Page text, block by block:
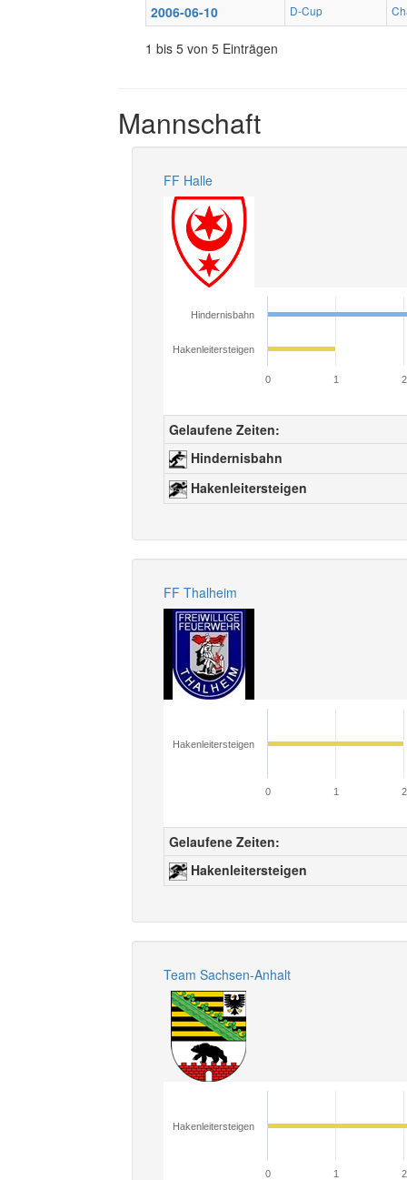
2006-06-10 D-Cup
1 bis 5 von 5 Einträgen
Mannschaft
FF Halle
Hindernisbahn
Hakenleitersteigen
0 1 2
Gelaufene Zeiten:
Hindernisbahn
Hakenleitersteigen
FF Thalheim
Hakenleitersteigen
0 1 2
Gelaufene Zeiten:
Hakenleitersteigen
Team Sachsen-Anhalt
Hakenleitersteigen
0 1 2